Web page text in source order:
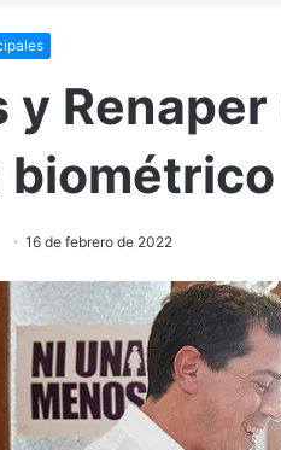
y
16 de febrero de 2022